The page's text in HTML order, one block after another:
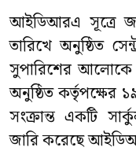
আইডিআরএ সূত্রে
তারিখে অনুষ্ঠিত
সুপারিশের আলোকে
অনুষ্ঠিত কর্তৃপক্ষের
সংক্রান্ত একটি
জারি করেছে